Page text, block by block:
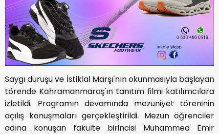
Saygı duruşu ve İstiklal Marşı'nın okunmasıyla başlayan
törende Kahramanmaraş'ın tanıtım filmi katılımcılara
izletildi. Programın devamında mezuniyet töreninin
açılış konuşmaları gerçekleştirildi. Mezun öğrenciler
adına konuşan fakülte birincisi Muhammed Emir